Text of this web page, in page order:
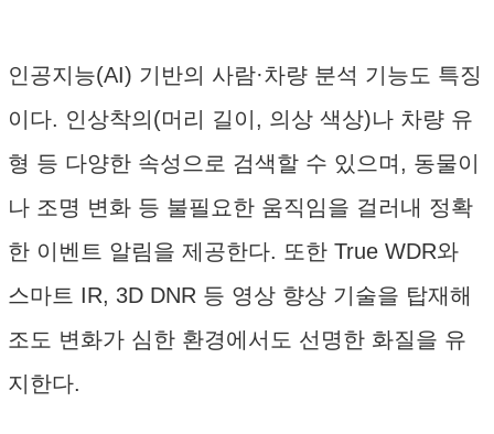
인공지능(AI) 기반의 사람·차량 분석 기능도 특징
이다. 인상착의(머리 길이, 의상 색상)나 차량 유
형 등 다양한 속성으로 검색할 수 있으며, 동물이
나 조명 변화 등 불필요한 움직임을 걸러내 정확
한 이벤트 알림을 제공한다. 또한 True WDR와
스마트 IR, 3D DNR 등 영상 향상 기술을 탑재해
조도 변화가 심한 환경에서도 선명한 화질을 유
지한다.